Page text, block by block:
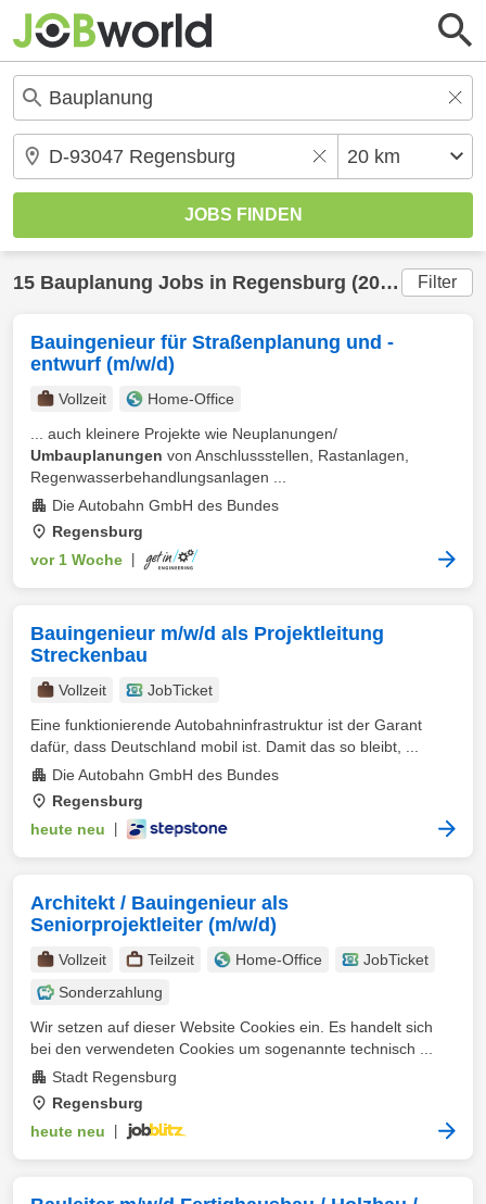
15 Bauplanung Jobs in Regensburg (20 km) gefunden Filter
Bauingenieur für Straßenplanung und -
entwurf (m/w/d)
Vollzeit
Home-Office
... auch kleinere Projekte wie Neuplanungen/
Umbauplanungen von Anschlussstellen, Rastanlagen,
Regenwasserbehandlungsanlagen ...
Die Autobahn GmbH des Bundes
Regensburg
vor 1 Woche
Bauingenieur m/w/d als Projektleitung
Streckenbau
Vollzeit
JobTicket
Eine funktionierende Autobahninfrastruktur ist der Garant
dafür, dass Deutschland mobil ist. Damit das so bleibt, ...
Die Autobahn GmbH des Bundes
Regensburg
heute neu
Architekt / Bauingenieur als
Seniorprojektleiter (m/w/d)
Vollzeit Teilzeit Home-Office
JobTicket
Sonderzahlung
Wir setzen auf dieser Website Cookies ein. Es handelt sich
bei den verwendeten Cookies um sogenannte technisch ...
Stadt Regensburg
Regensburg
heute neu